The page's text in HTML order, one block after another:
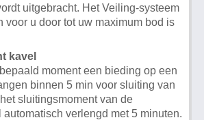
uitgebracht. Het Veiling-systeem
voor u door tot uw maximum bod is
kavel
moment een bieding op een
binnen 5 min voor sluiting van
sluitingsmoment van de
automatisch verlengd met 5 minuten.